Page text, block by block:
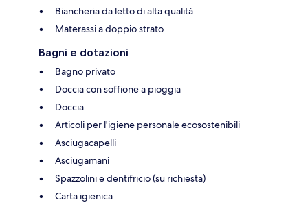
Biancheria da letto di alta qualità
Materassi a doppio strato
Bagni e dotazioni
Bagno privato
Doccia con soffione a pioggia
Doccia
Articoli per l'igiene personale ecosostenibili
Asciugacapelli
Asciugamani
Spazzolini e dentifricio (su richiesta)
Carta igienica